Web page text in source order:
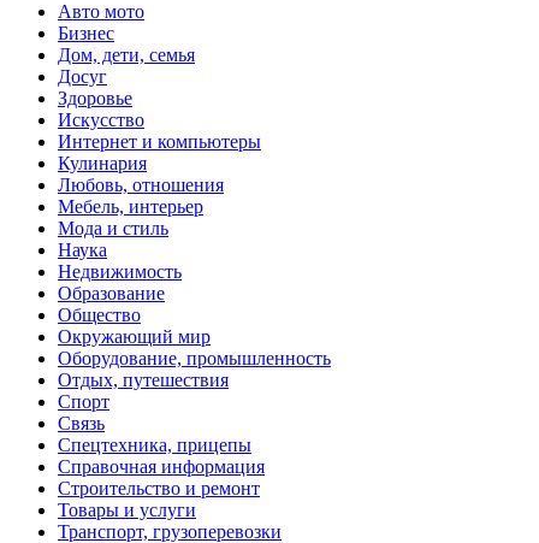
Авто мото
Бизнес
Дом, дети, семья
Досуг
Здоровье
Искусство
Интернет и компьютеры
Кулинария
Любовь, отношения
Мебель, интерьер
Мода и стиль
Наука
Недвижимость
Образование
Общество
Окружающий мир
Оборудование, промышленность
Отдых, путешествия
Спорт
Связь
Спецтехника, прицепы
Справочная информация
Строительство и ремонт
Товары и услуги
Транспорт, грузоперевозки